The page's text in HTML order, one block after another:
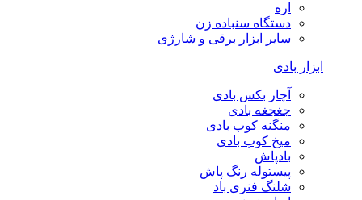
اره
دستگاه سنباده زن
سایر ابزار برقی و شارژی
ابزار بادی
آچار بکس بادی
جغجغه بادی
منگنه کوب بادی
میخ کوب بادی
بادپاش
پیستوله رنگ پاش
شلنگ فنری باد